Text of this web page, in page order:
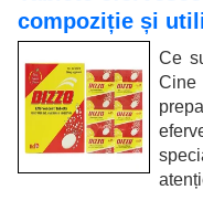
compoziție și
Ce